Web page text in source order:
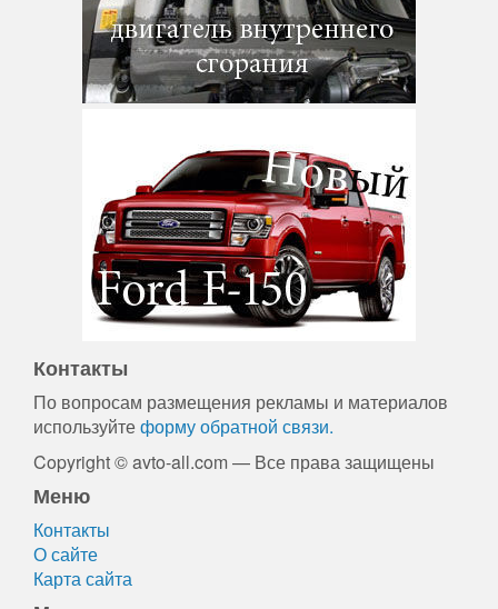
Контакты
По вопросам размещения рекламы и материалов
используйтеформу обратной связи.
Copyright © avto-all.com — Все права защищены
Меню
Контакты
О сайте
Карта сайта